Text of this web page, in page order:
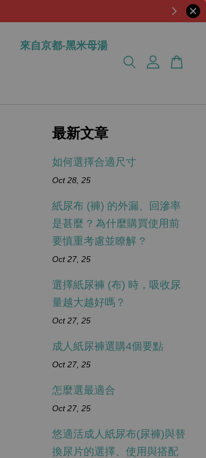
來自京都-黑米母湯
最新文章
如何選擇合適尺寸
Oct 28, 25
紙尿布 (褲) 的外漏、回滲率
是甚麼 ? 為什麼購買使用前
要慎重考慮並瞭解 ?
Oct 27, 25
選擇紙尿褲 (布) 時，吸收尿
量越大越好嗎？
Oct 27, 25
成人紙尿褲選購4個要點
Oct 27, 25
怎麼選最適合
Oct 27, 25
悠適活成人紙尿布(尿褲)與替
換尿片的選擇、使用與搭配